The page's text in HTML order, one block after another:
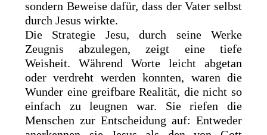
sondern Beweise dafür, dass der Vater selbst
durch Jesus wirkte.
Die Strategie Jesu, durch seine Werke
Zeugnis abzulegen, zeigt eine tiefe
Weisheit. Während Worte leicht abgetan
oder verdreht werden konnten, waren die
Wunder eine greifbare Realität, die nicht so
einfach zu leugnen war. Sie riefen die
Menschen zur Entscheidung auf: Entweder